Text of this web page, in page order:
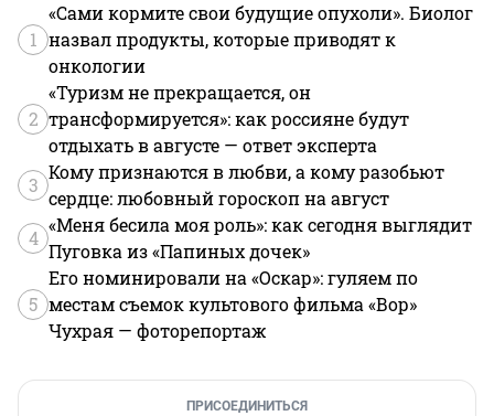
1
«Сами кормите свои будущие опухоли». Биолог
назвал продукты, которые приводят к
онкологии
2
«Туризм не прекращается, он
трансформируется»: как россияне будут
отдыхать в августе — ответ эксперта
3
Кому признаются в любви, а кому разобьют
сердце: любовный гороскоп на август
4
«Меня бесила моя роль»: как сегодня выглядит
Пуговка из «Папиных дочек»
5
Его номинировали на «Оскар»: гуляем по
местам съемок культового фильма «Вор»
Чухрая — фоторепортаж
ПРИСОЕДИНИТЬСЯ